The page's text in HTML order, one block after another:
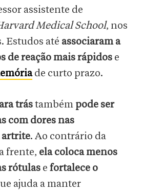
assistente de
Medical School, nos
Estudos até associaram a
de reação mais rápidos e
de curto prazo.
trástambém pode ser
com dores nas
artrite. Ao contrário da
frente, ela coloca menos
rótulas e fortalece o
ajuda a manter